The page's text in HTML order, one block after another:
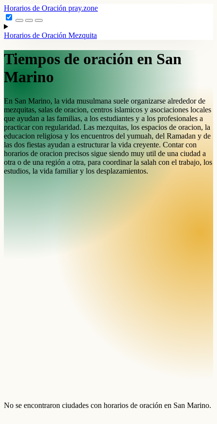
Horarios de Oración pray.zone
Horarios de Oración Mezquita
Tiempos de oración en San
Marino
En San Marino, la vida musulmana suele organizarse alrededor de
mezquitas, salas de oracion, centros islamicos y asociaciones locales
que ayudan a las familias, a los estudiantes y a los profesionales a
practicar con regularidad. Las mezquitas, los espacios de oracion, la
educacion religiosa y los encuentros del yumuah, del Ramadan y de
las dos fiestas ayudan a estructurar la vida creyente. Contar con
horarios de oracion precisos sigue siendo muy util de una ciudad a
otra o de una región a otra, para coordinar la salah con el trabajo, los
estudios, la vida familiar y los desplazamientos.
No se encontraron ciudades con horarios de oración en San Marino.